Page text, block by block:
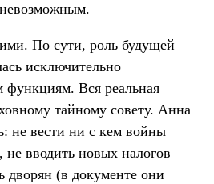
По сути, роль будущей
исключительно
функциям. Вся реальная
тайному совету. Анна
не вести ни с кем войны
не вводить новых налогов
дворян (в документе они